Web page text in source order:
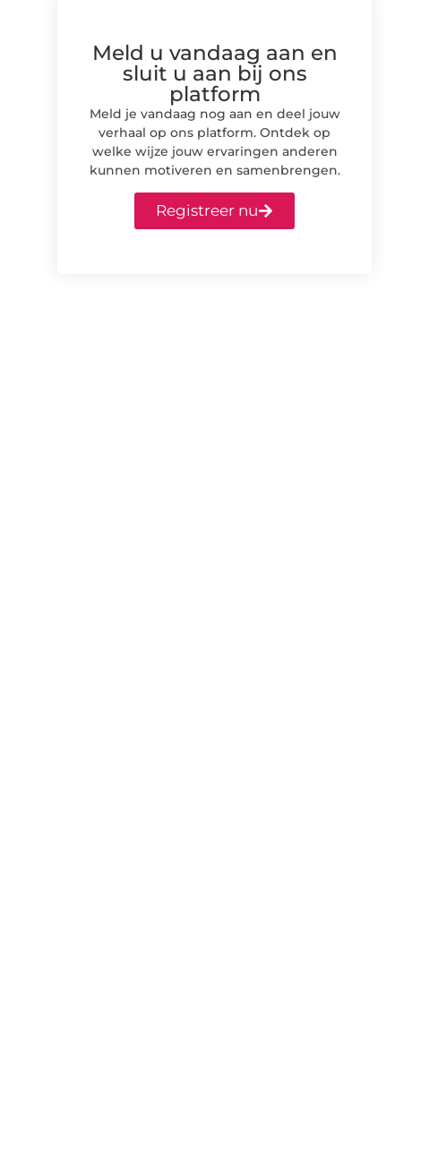
Meld u vandaag aan en
sluit u aan bij ons
platform
Meld je vandaag nog aan en deel jouw
verhaal op ons platform. Ontdek op
welke wijze jouw ervaringen anderen
kunnen motiveren en samenbrengen.
Registreer nu